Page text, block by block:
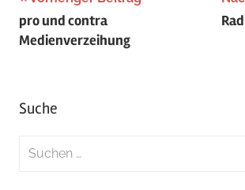
pro und contra
Medienverzeihung
Suche
Suchen